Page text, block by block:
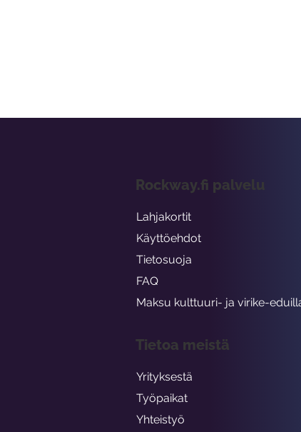
Rockway.fi palvelu
Lahjakortit
Käyttöehdot
Tietosuoja
FAQ
Maksu kulttuuri- ja virike-
Tietoa meistä
Yrityksestä
Työpaikat
Yhteistyö